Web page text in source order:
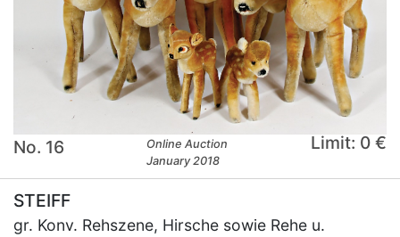
No. 16
Online Auction
January 2018
Limit: 0 €
STEIFF
gr. Konv. Rehszene, Hirsche sowie Rehe u.